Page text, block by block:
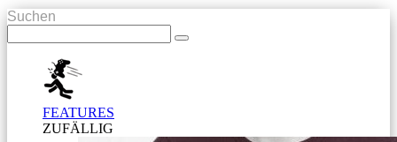
Suchen
FEATURES
ZUFÄLLIG